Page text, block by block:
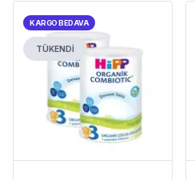
KARGO BEDAVA
TÜKENDİ